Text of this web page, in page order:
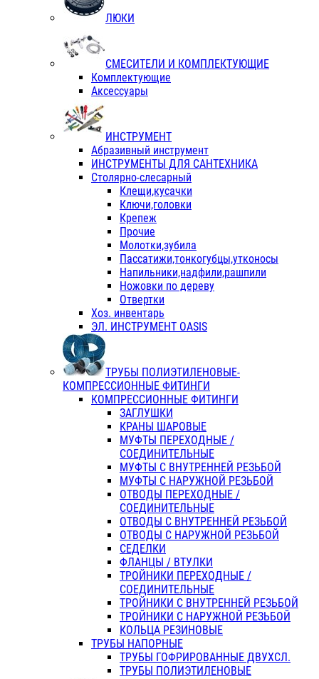
ЛЮКИ
СМЕСИТЕЛИ И КОМПЛЕКТУЮЩИЕ
Комплектующие
Аксессуары
ИНСТРУМЕНТ
Абразивный инструмент
ИНСТРУМЕНТЫ ДЛЯ САНТЕХНИКА
Столярно-слесарный
Клещи,кусачки
Ключи,головки
Крепеж
Прочие
Молотки,зубила
Пассатижи,тонкогубцы,утконосы
Напильники,надфили,рашпили
Ножовки по дереву
Отвертки
Хоз. инвентарь
ЭЛ. ИНСТРУМЕНТ OASIS
ТРУБЫ ПОЛИЭТИЛЕНОВЫЕ-
КОМПРЕССИОННЫЕ ФИТИНГИ
КОМПРЕССИОННЫЕ ФИТИНГИ
ЗАГЛУШКИ
КРАНЫ ШАРОВЫЕ
МУФТЫ ПЕРЕХОДНЫЕ /
СОЕДИНИТЕЛЬНЫЕ
МУФТЫ С ВНУТРЕННЕЙ РЕЗЬБОЙ
МУФТЫ С НАРУЖНОЙ РЕЗЬБОЙ
ОТВОДЫ ПЕРЕХОДНЫЕ /
СОЕДИНИТЕЛЬНЫЕ
ОТВОДЫ С ВНУТРЕННЕЙ РЕЗЬБОЙ
ОТВОДЫ С НАРУЖНОЙ РЕЗЬБОЙ
СЕДЕЛКИ
ФЛАНЦЫ / ВТУЛКИ
ТРОЙНИКИ ПЕРЕХОДНЫЕ /
СОЕДИНИТЕЛЬНЫЕ
ТРОЙНИКИ С ВНУТРЕННЕЙ РЕЗЬБОЙ
ТРОЙНИКИ С НАРУЖНОЙ РЕЗЬБОЙ
КОЛЬЦА РЕЗИНОВЫЕ
ТРУБЫ НАПОРНЫЕ
ТРУБЫ ГОФРИРОВАННЫЕ ДВУХСЛ.
ТРУБЫ ПОЛИЭТИЛЕНОВЫЕ